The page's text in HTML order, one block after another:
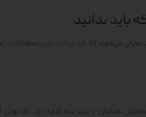
باید بدانید
معرفی می‌شوند که باید بدانید. این
هدفتان با برند شما اشاره دارد. بالا